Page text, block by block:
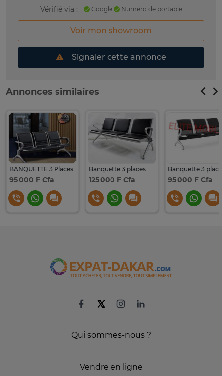
Vérifié via : Google Numéro de portable
Voir mon showroom
Signaler cette annonce
Annonces similaires
BANQUETTE 3 Places
95 000 F Cfa
Banquette 3 places
125 000 F Cfa 95 000 F Cfa
Qui sommes-nous ?
Vendre en ligne